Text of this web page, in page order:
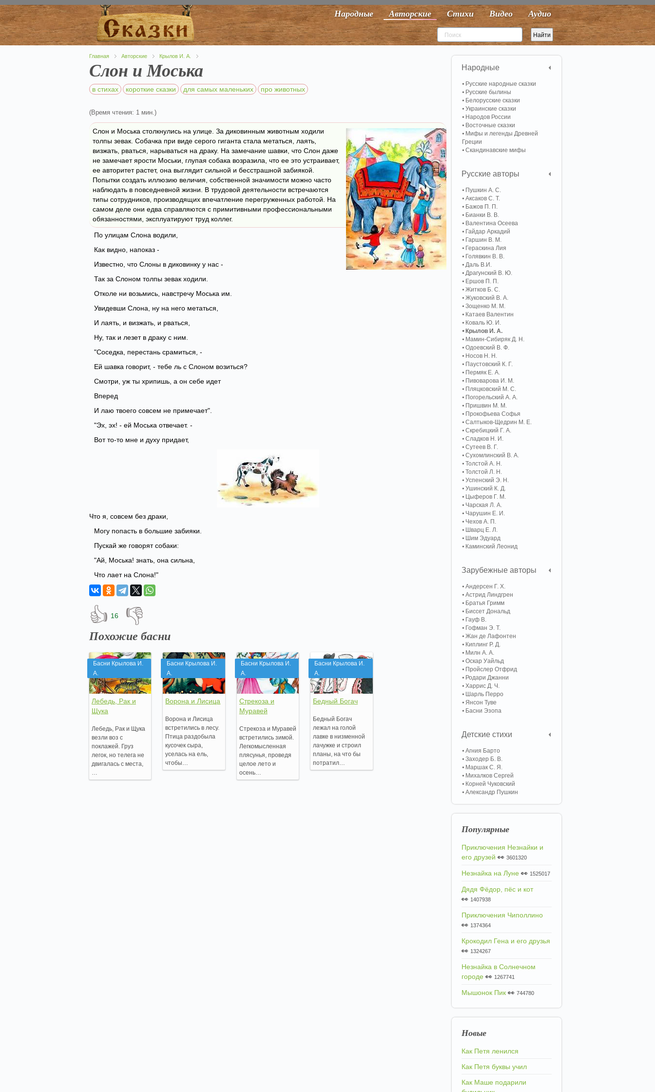
Народные Авторские Стихи Видео Аудио
Главная Авторские Крылов И. А.
Слон и Моська
в стихах короткие сказки для самых маленьких про животных
(Время чтения: 1 мин.)
Слон и Моська столкнулись на улице. За диковинным животным ходили
толпы зевак. Собачка при виде серого гиганта стала метаться, лаять,
визжать, рваться, нарываться на драку. На замечание шавки, что Слон даже
не замечает ярости Моськи, глупая собака возразила, что ее это устраивает,
ее авторитет растет, она выглядит сильной и бесстрашной забиякой.
Попытки создать иллюзию величия, собственной значимости можно часто
наблюдать в повседневной жизни. В трудовой деятельности встречаются
типы сотрудников, производящих впечатление перегруженных работой. На
самом деле они едва справляются с примитивными профессиональными
обязанностями, эксплуатируют труд коллег.
По улицам Слона водили,
Как видно, напоказ -
Известно, что Слоны в диковинку у нас -
Так за Слоном толпы зевак ходили.
Отколе ни возьмись, навстречу Моська им.
Увидевши Слона, ну на него метаться,
И лаять, и визжать, и рваться,
Ну, так и лезет в драку с ним.
"Соседка, перестань срамиться, -
Ей шавка говорит, - тебе ль с Слоном возиться?
Смотри, уж ты хрипишь, а он себе идет
Вперед
И лаю твоего совсем не примечает".
"Эх, эх! - ей Моська отвечает. -
Вот то-то мне и духу придает,
Что я, совсем без драки,
Могу попасть в большие забияки.
Пускай же говорят собаки:
"Ай, Моська! знать, она сильна,
Что лает на Слона!"
👍 16 👎
Похожие басни
Басни Крылова И.
А.
Лебедь, Рак и
Щука
Лебедь, Рак и Щука
везли воз с
поклажей. Груз
легок, но телега не
двигалась с места,
…
Басни Крылова И.
А.
Ворона и Лисица
Ворона и Лисица
встретились в лесу.
Птица раздобыла
кусочек сыра,
уселась на ель,
чтобы…
Басни Крылова И.
А.
Стрекоза и
Муравей
Стрекоза и Муравей
встретились зимой.
Легкомысленная
плясунья, проведя
целое лето и
осень…
Басни Крылова И.
А.
Бедный Богач
Бедный Богач
лежал на голой
лавке в низменной
лачужке и строил
планы, на что бы
потратил…
Народные
Русские народные сказки
Русские былины
Белорусские сказки
Украинские сказки
Народов России
Восточные сказки
Мифы и легенды Древней
Греции
Скандинавские мифы
Русские авторы
Пушкин А. С.
Аксаков С. Т.
Бажов П. П.
Бианки В. В.
Валентина Осеева
Гайдар Аркадий
Гаршин В. М.
Гераскина Лия
Голявкин В. В.
Даль В.И.
Драгунский В. Ю.
Ершов П. П.
Житков Б. С.
Жуковский В. А.
Зощенко М. М.
Катаев Валентин
Коваль Ю. И.
Крылов И. А.
Мамин-Сибиряк Д. Н.
Одоевский В. Ф.
Носов Н. Н.
Паустовский К. Г.
Пермяк Е. А.
Пивоварова И. М.
Пляцковский М. С.
Погорельский А. A.
Пришвин М. М.
Прокофьева Софья
Салтыков-Щедрин М. Е.
Скребицкий Г. А.
Сладков Н. И.
Сутеев В. Г.
Сухомлинский В. А.
Толстой А. Н.
Толстой Л. Н.
Успенский Э. Н.
Ушинский К. Д.
Цыферов Г. М.
Чарская Л. А.
Чарушин Е. И.
Чехов А. П.
Шварц Е. Л.
Шим Эдуард
Каминский Леонид
Зарубежные авторы
Андерсен Г. Х.
Астрид Линдгрен
Братья Гримм
Биссет Дональд
Гауф В.
Гофман Э. Т.
Жан де Лафонтен
Киплинг Р. Д.
Милн А. А.
Оскар Уайльд
Пройслер Отфрид
Родари Джанни
Харрис Д. Ч.
Шарль Перро
Янсон Туве
Басни Эзопа
Детские стихи
Агния Барто
Заходер Б. В.
Маршак С. Я.
Михалков Сергей
Корней Чуковский
Александр Пушкин
Популярные
Приключения Незнайки и
его друзей 👀 3601320
Незнайка на Луне 👀 1525017
Дядя Фёдор, пёс и кот
👀 1407938
Приключения Чиполлино
👀 1374364
Крокодил Гена и его друзья
👀 1324267
Незнайка в Солнечном
городе 👀 1267741
Мышонок Пик 👀 744780
Новые
Как Петя ленился
Как Петя буквы учил
Как Маше подарили